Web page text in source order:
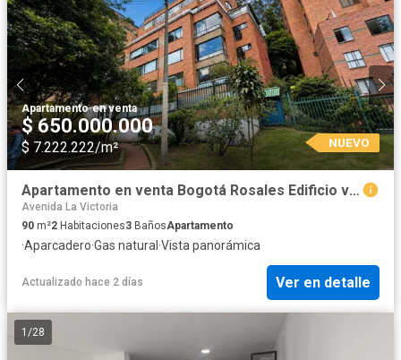
Apartamento·en venta
$ 650.000.000
$ 7.222.222/m² NUEVO
Apartamento en venta Bogotá Rosales Edificio vigía del cerro
Avenida La Victoria
90 m²2 Habitaciones3 BañosApartamento
·Aparcadero·Gas natural ·Vista panorámica
Actualizado hace 2 días Ver en detalle
1 /28